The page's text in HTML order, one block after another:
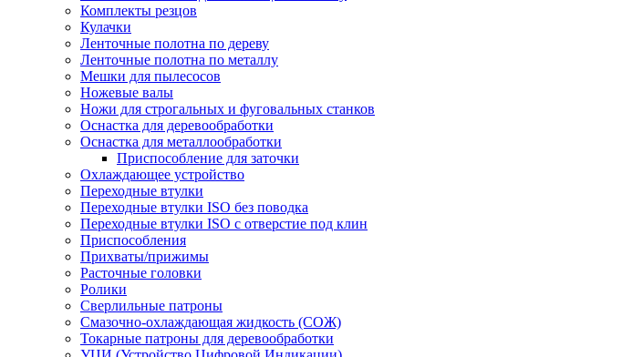
Комплекты резцов
Кулачки
Ленточные полотна по дереву
Ленточные полотна по металлу
Мешки для пылесосов
Ножевые валы
Ножи для строгальных и фуговальных станков
Оснастка для деревообработки
Оснастка для металлообработки
Приспособление для заточки
Охлаждающее устройство
Переходные втулки
Переходные втулки ISO без поводка
Переходные втулки ISO с отверстие под клин
Приспособления
Прихваты/прижимы
Расточные головки
Ролики
Сверлильные патроны
Смазочно-охлаждающая жидкость (СОЖ)
Токарные патроны для деревообработки